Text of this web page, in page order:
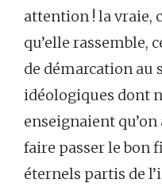
attention ! la vraie,
qu’elle rassemble,
de démarcation au
idéologiques dont
enseignaient
faire passer le bon
éternels partis de